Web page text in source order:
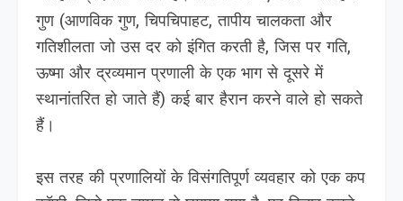
गुण (आणविक गुण, चिपचिपाहट, तापीय चालकता और
गतिशीलता जो उस दर को इंगित करती है, जिस पर गति,
ऊष्मा और द्रव्यमान प्रणाली के एक भाग से दूसरे में
स्थानांतरित हो जाते हैं) कई बार हैरान करने वाले हो सकते
हैं।
इस तरह की प्रणालियों के विसंगतिपूर्ण व्यवहार को एक कप